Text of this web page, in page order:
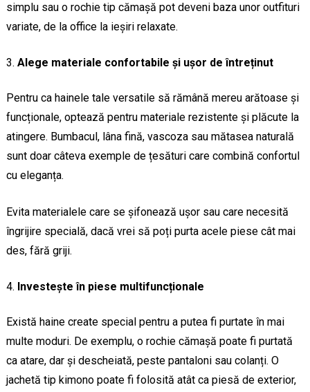
simplu sau o rochie tip cămașă pot deveni baza unor outfituri
variate, de la office la ieșiri relaxate.
Alege materiale confortabile și ușor de întreținut
Pentru ca hainele tale versatile să rămână mereu arătoase și
funcționale, optează pentru materiale rezistente și plăcute la
atingere. Bumbacul, lâna fină, vascoza sau mătasea naturală
sunt doar câteva exemple de țesături care combină confortul
cu eleganța.
Evita materialele care se șifonează ușor sau care necesită
îngrijire specială, dacă vrei să poți purta acele piese cât mai
des, fără griji.
Investește în piese multifuncționale
Există haine create special pentru a putea fi purtate în mai
multe moduri. De exemplu, o rochie cămașă poate fi purtată
ca atare, dar și descheiată, peste pantaloni sau colanți. O
jachetă tip kimono poate fi folosită atât ca piesă de exterior,